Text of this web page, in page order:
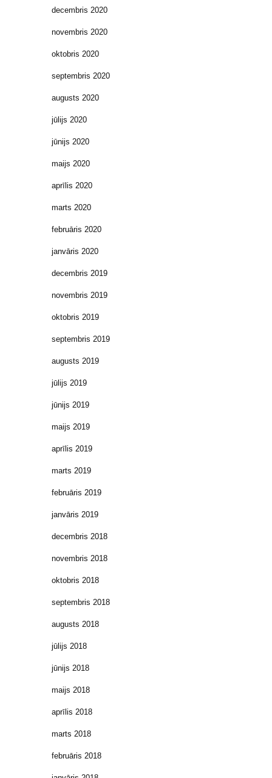
decembris 2020
novembris 2020
oktobris 2020
septembris 2020
augusts 2020
jūlijs 2020
jūnijs 2020
maijs 2020
aprīlis 2020
marts 2020
februāris 2020
janvāris 2020
decembris 2019
novembris 2019
oktobris 2019
septembris 2019
augusts 2019
jūlijs 2019
jūnijs 2019
maijs 2019
aprīlis 2019
marts 2019
februāris 2019
janvāris 2019
decembris 2018
novembris 2018
oktobris 2018
septembris 2018
augusts 2018
jūlijs 2018
jūnijs 2018
maijs 2018
aprīlis 2018
marts 2018
februāris 2018